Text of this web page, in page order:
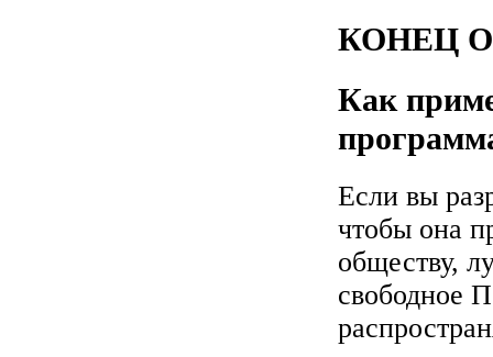
КОНЕЦ
Как
Если вы
чтобы она
обществу,
свободное